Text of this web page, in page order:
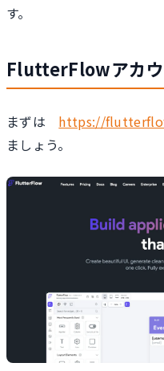
す。
FlutterFlowアカ
まずは https://
ましょう。